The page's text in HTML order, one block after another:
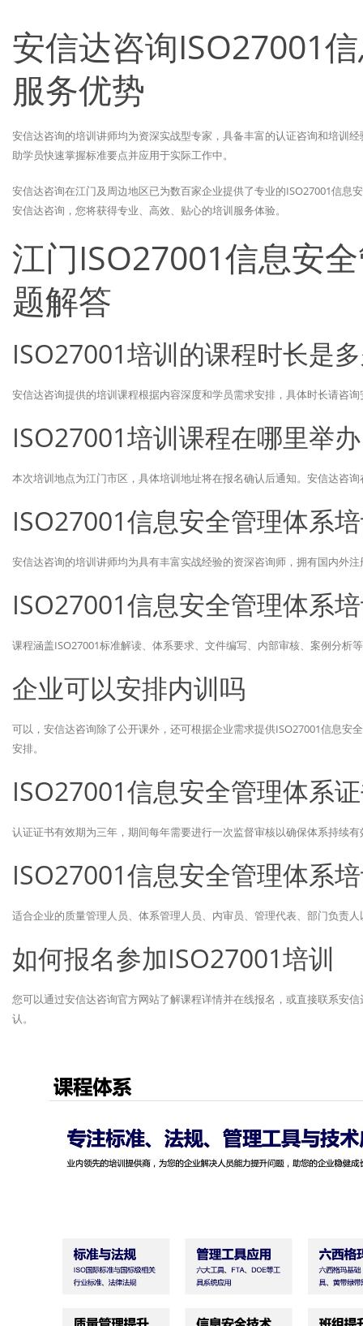
安信达咨询ISO27001
服务优势
安信达咨询的培训讲师均为资深实战型专家，具备丰富的认证咨询和培训
助学员快速掌握标准要点并应用于实际工作中。
安信达咨询在江门及周边地区已为数百家企业提供了专业的ISO27001信
安信达咨询，您将获得专业、高效、贴心的培训服务体验。
江门ISO27001信息安
题解答
ISO27001培训的课程时长是
安信达咨询提供的培训课程根据内容深度和学员需求安排，具体时长请咨
ISO27001培训课程在哪里举办
本次培训地点为江门市区，具体培训地址将在报名确认后通知。安信达咨
ISO27001信息安全管理体系
安信达咨询的培训讲师均为具有丰富实战经验的资深咨询师，拥有国内外
ISO27001信息安全管理体系
课程涵盖ISO27001标准解读、体系要求、文件编写、内部审核、案例分
企业可以安排内训吗
可以，安信达咨询除了公开课外，还可根据企业需求提供ISO27001信息
安排。
ISO27001信息安全管理体系
认证证书有效期为三年，期间每年需要进行一次监督审核以确保体系持续有
ISO27001信息安全管理体系
适合企业的质量管理人员、体系管理人员、内审员、管理代表、部门负责
如何报名参加ISO27001培训
您可以通过安信达咨询官方网站了解课程详情并在线报名，或直接联系安
认。